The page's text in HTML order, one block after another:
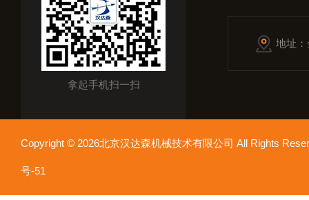
拿起手机扫一扫
地址
Copyright © 2026北京汉达森机械技术有限公司 All Rights
号-51